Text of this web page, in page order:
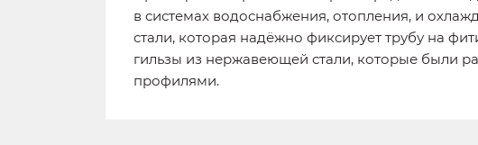
в системах водоснабжения, отопления, и
стали, которая надёжно фиксирует трубу на
гильзы из нержавеющей стали, которые были
профилями.